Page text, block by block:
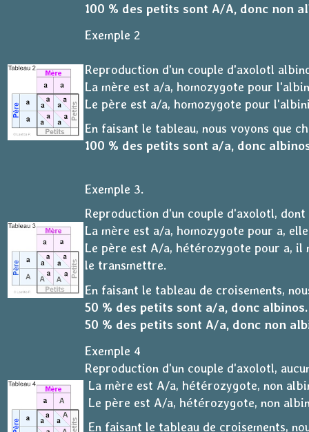
100 % des petits sont A/A, donc non
Exemple 2
Reproduction d'un couple d'axolotl
La mère est a/a, homozygote pour
Le père est a/a, homozygote pour
En faisant le tableau, nous voyons que
100 % des petits sont a/a, donc
Exemple 3.
Reproduction d'un couple d'axolotl,
La mère est a/a, homozygote pour a,
Le père est A/a, hétérozygote pour a, il
le transmettre.
En faisant le tableau de croisements,
50 % des petits sont a/a, donc albinos.
50 % des petits sont A/a, donc non
Exemple 4
Reproduction d'un couple d'axolotl,
La mère est A/a, hétérozygote, non
Le père est A/a, hétérozygote, non
En faisant le tableau de croisements,